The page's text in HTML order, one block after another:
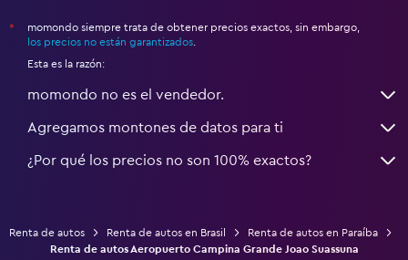
*
momondo siempre trata de obtener precios exactos, sin embargo,
los precios no están garantizados.
Esta es la razón:
momondo no es el vendedor.
Agregamos montones de datos para ti
¿Por qué los precios no son 100% exactos?
Renta de autos Renta de autos en Brasil
Renta de autos en Paraíba
Renta de autos Aeropuerto Campina Grande Joao Suassuna